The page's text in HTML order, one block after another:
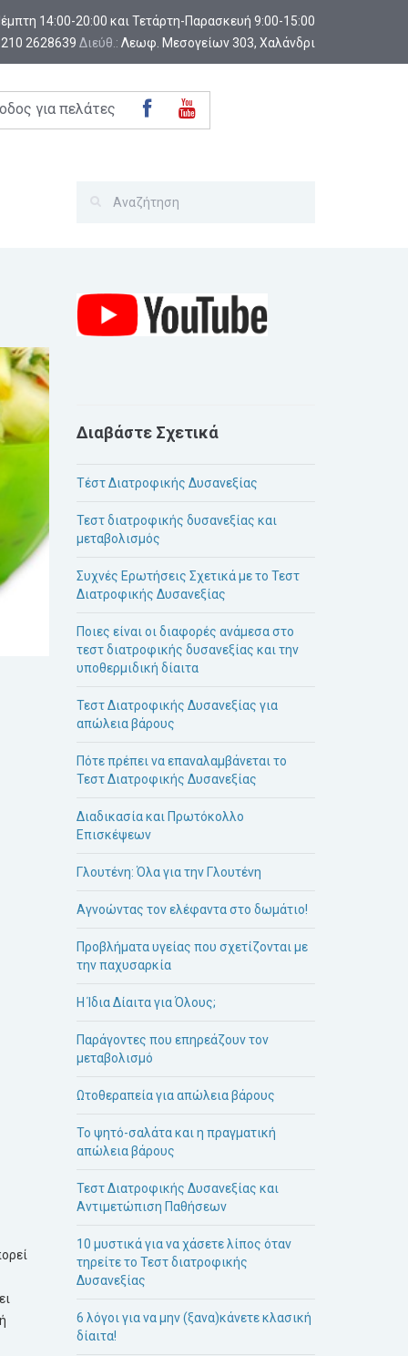
14:00-20:00 και Τετάρτη-Παρασκευή 9:00-15:00
210 2628639 Διεύθ.: Λεωφ. Μεσογείων 303, Χαλάνδρι
για πελάτες
Διαβάστε Σχετικά
Τέστ Διατροφικής Δυσανεξίας
Τεστ διατροφικής δυσανεξίας και
μεταβολισμός
Συχνές Ερωτήσεις Σχετικά με το Τεστ
Διατροφικής Δυσανεξίας
Ποιες είναι οι διαφορές ανάμεσα στο
τεστ διατροφικής δυσανεξίας και την
υποθερμιδική δίαιτα
Τεστ Διατροφικής Δυσανεξίας για
απώλεια βάρους
Πότε πρέπει να επαναλαμβάνεται το
Τεστ Διατροφικής Δυσανεξίας
Διαδικασία και Πρωτόκολλο
Επισκέψεων
Γλουτένη: Όλα για την Γλουτένη
Αγνοώντας τον ελέφαντα στο δωμάτιο!
Προβλήματα υγείας που σχετίζονται με
την παχυσαρκία
Η Ίδια Δίαιτα για Όλους;
Παράγοντες που επηρεάζουν τον
μεταβολισμό
Ωτοθεραπεία για απώλεια βάρους
Το ψητό-σαλάτα και η πραγματική
απώλεια βάρους
Τεστ Διατροφικής Δυσανεξίας και
Αντιμετώπιση Παθήσεων
10 μυστικά για να χάσετε λίπος όταν
τηρείτε το Τεστ διατροφικής
Δυσανεξίας
6 λόγοι για να μην (ξανα)κάνετε κλασική
δίαιτα!